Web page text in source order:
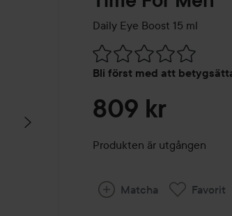
Daily Eye Boost 15 ml
Bli först med att
Hoppa till Betyg &
809 kr
Produkten är utgången
Matcha Favorit